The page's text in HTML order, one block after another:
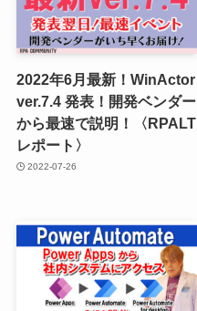
2022年6月最新！WinActor
ver.7.4 発表！開発ベンダー
から最速で説明！〈RPALT
レポート〉
2022-07-26